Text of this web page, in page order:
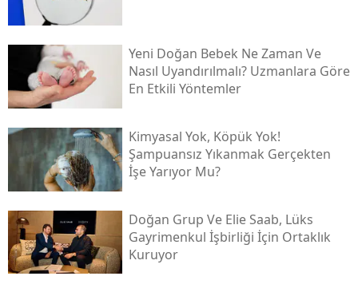
Yeni Doğan Bebek Ne Zaman Ve
Nasıl Uyandırılmalı? Uzmanlara Göre
En Etkili Yöntemler
Kimyasal Yok, Köpük Yok!
Şampuansız Yıkanmak Gerçekten
İşe Yarıyor Mu?
Doğan Grup Ve Elie Saab, Lüks
Gayrimenkul İşbirliği İçin Ortaklık
Kuruyor